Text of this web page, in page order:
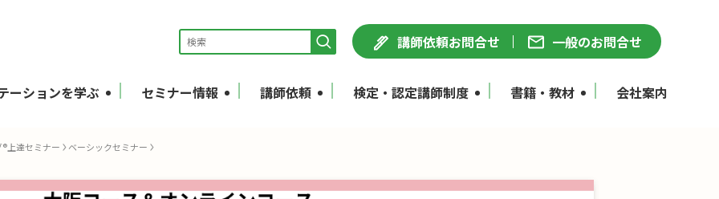
講師依頼お問合せ 一般のお問合せ
ーションを学ぶ セミナー情報 講師依頼 検定・認定講師制度 書籍・教材 会社案内
上達セミナー ベーシックセミナー